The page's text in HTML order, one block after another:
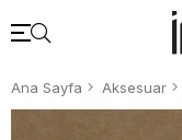
Ana Sayfa Aksesuar